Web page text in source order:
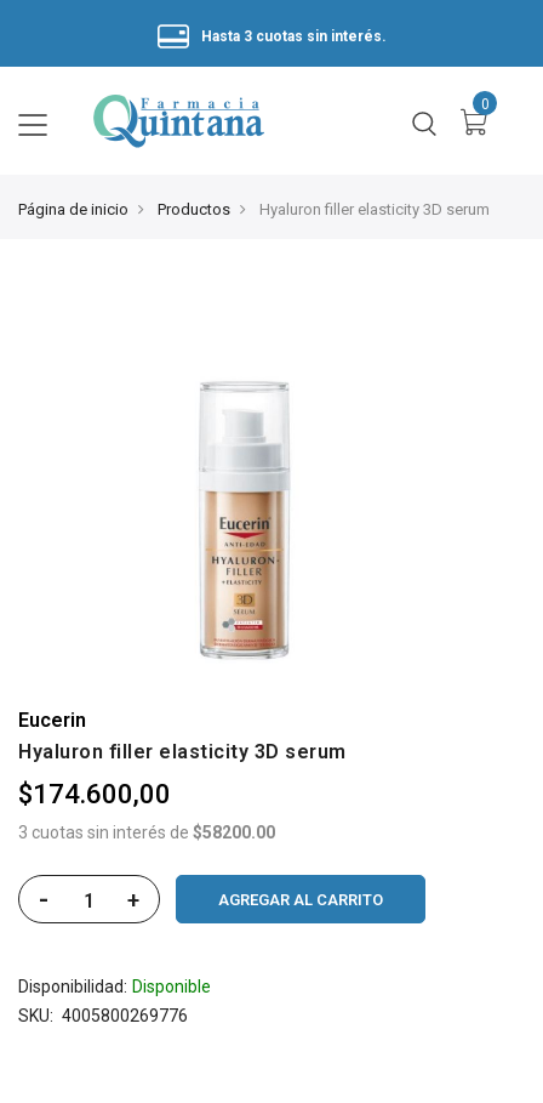
Hasta 3 cuotas sin interés.
Página de inicio Productos Hyaluron filler elasticity 3D serum
Eucerin
Hyaluron filler elasticity 3D serum
$174.600,00
3 cuotas sin interés de $58200.00
- + AGREGAR AL CARRITO
Disponibilidad: Disponible
SKU
4005800269776